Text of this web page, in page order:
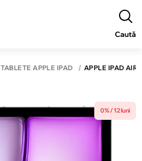
Caută
TABLETE APPLE IPAD APPLE IPAD
0% / 12 luni